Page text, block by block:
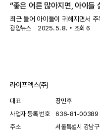
“좋은 어른 많아지면, 아이들
최근 들어 아이들이 귀해지면서
시장도 공식 석상에서 여러 번 인
가시적인 성과를 거뒀다는
광양뉴스 2025. 5. 8. 조회 6
라이프엑스(주)
대표
장민후
사업자 등록 번호
636-81-00389
주소
서울특별시 강남